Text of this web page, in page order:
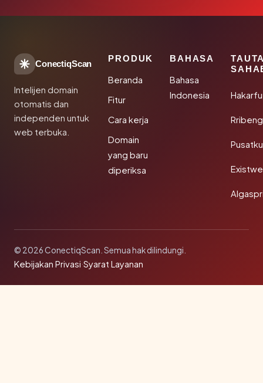
ConectiqScan
Intelijen domain
otomatis dan
independen untuk
web terbuka.
PRODUK
Beranda
Fitur
Cara kerja
Domain
yang baru
diperiksa
BAHASA
Bahasa
Indonesia
© 2026 ConectiqScan. Semua hak dilindungi.
Kebijakan Privasi·Syarat Layanan